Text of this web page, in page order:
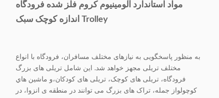
مواد استاندارد آلومینیوم کروم فلز شده فرودگاه
Trolley اندازه کوچک سبک
به منظور پاسخگویی به نیازهای مختلف مسافران، فرودگاه با انواع
مختلف تریلی مجهز خواهد شد. این شامل تریلی های بزرگ
فرودگاه، تریلی های کوچک، تریلی های کودکان،و ماشين هاي
کوچولواز جمله، تراک های بزرگ می توانند در منطقه ی انزوا، در